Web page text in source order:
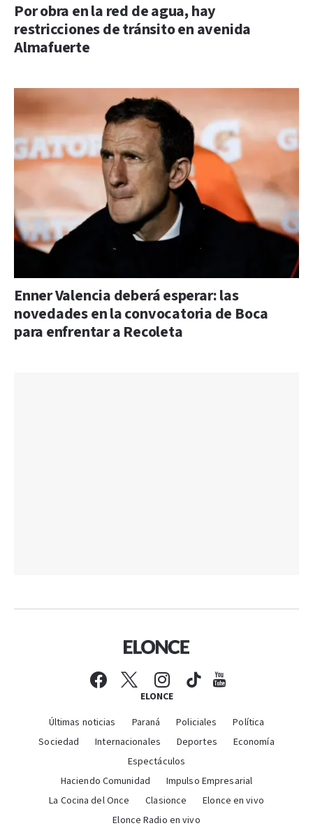
Por obra en la red de agua, hay
restricciones de tránsito en avenida
Almafuerte
Enner Valencia deberá esperar: las
novedades en la convocatoria de Boca
para enfrentar a Recoleta
ELONCE
Últimas noticias Paraná Policiales
Política
Sociedad
Internacionales Deportes
Economía
Espectáculos
Haciendo Comunidad
Impulso Empresarial
La Cocina del Once
Clasionce
Elonce en vivo
Elonce Radio en vivo